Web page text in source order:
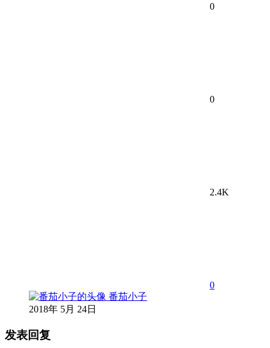
0
0
2.4K
0
番茄小子
2018年 5月 24日
发表回复